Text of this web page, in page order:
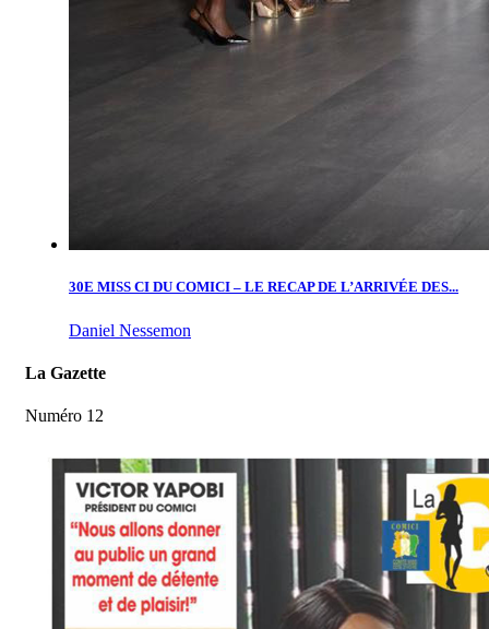
30E MISS CI DU COMICI – LE RECAP DE L’ARRIVÉE DES...
Daniel Nessemon
La Gazette
Numéro 12